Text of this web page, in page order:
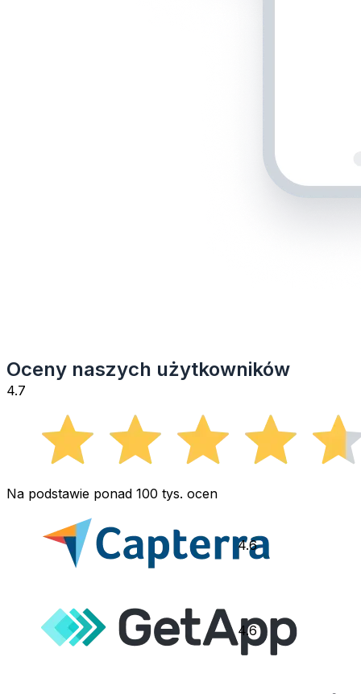
Oceny naszych użytkowników
4.7
Na podstawie ponad 100 tys. ocen
4.6
4.6